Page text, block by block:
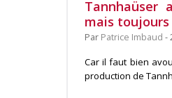
Tannhaüser
mais
Par Patrice Imbaud -
Car il faut bien
production de